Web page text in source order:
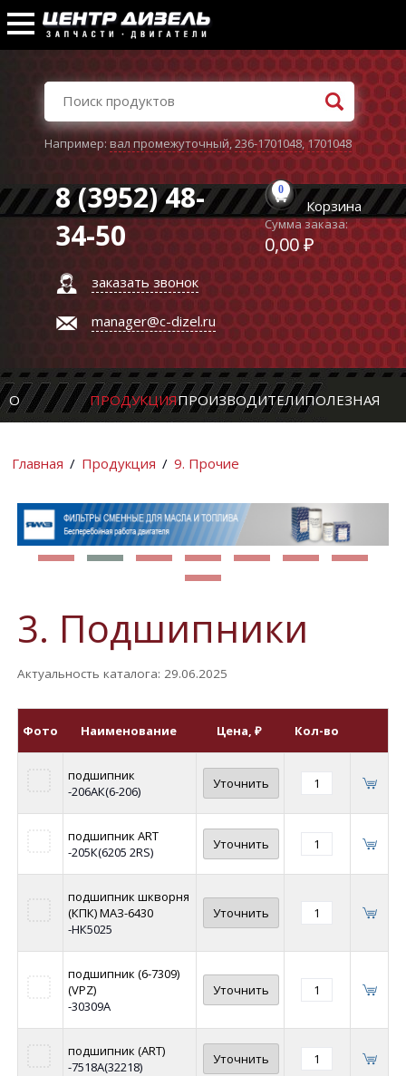
Например:вал промежуточный,236-1701048,1701048
8 (3952) 48-
34-50
заказать звонок
manager@c-dizel.ru
0
Корзина
Сумма заказа:
0,00 ₽
О ПРОДУКЦИЯПРОИЗВОДИТЕЛИПОЛЕЗНАЯ
Главная / Продукция / 9. Прочие
3. Подшипники
Актуальность каталога: 29.06.2025
Фото Наименование Цена, ₽ Кол-во
подшипник
-206АК(6-206)
Уточнить
подшипник ART
-205К(6205 2RS)
Уточнить
подшипник шкворня
(КПК) МАЗ-6430
-НК5025
Уточнить
подшипник (6-7309)
(VPZ)
-30309А
Уточнить
подшипник (ART)
-7518А(32218)
Уточнить